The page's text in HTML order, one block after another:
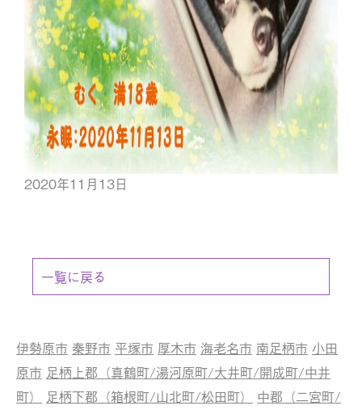
2020年11月13日
一覧に戻る
伊勢原市 秦野市 平塚市 厚木市 海老名市 南足柄市 小田
原市 足柄上郡（真鶴町/湯河原町/大井町/開成町/中井
町）
足柄下郡（箱根町/山北町/松田町）
中郡（二宮町/